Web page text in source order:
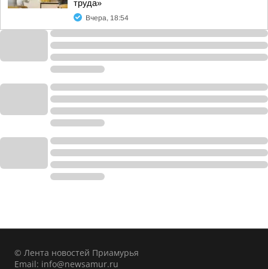
труда»
Вчера, 18:54
© Лента новостей Приамурья
Email: info@newsamur.ru